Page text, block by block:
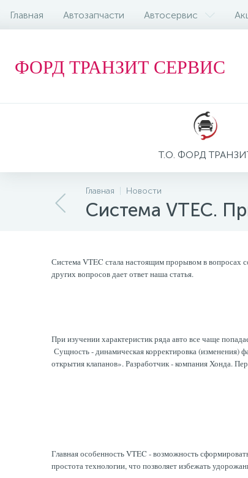
Главная Автозапчасти Автосервис
ФОРД ТРАНЗИТ СЕРВИС
Т.О. ФОРД
Главная Новости
Система VTEC.
Система VTEC стала настоящим прорывом в вопросах
других вопросов дает ответ наша статья.
При изучении характеристик ряда авто все чаще
Сущность - динамическая корректировка (изменения)
открытия клапанов». Разработчик - компания Хонда.
Главная особенность VTEC - возможность
простота технологии, что позволяет избежать